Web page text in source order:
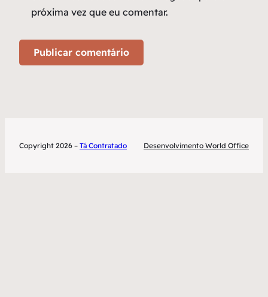
próxima vez que eu comentar.
Copyright 2026 – Tá Contratado Desenvolvimento World Office